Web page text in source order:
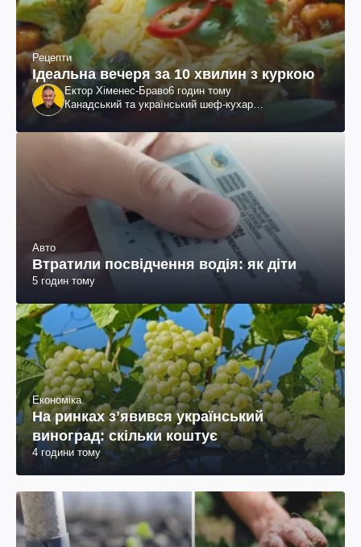
Рецепти
Ідеальна вечеря за 10 хвилин з куркою
Ектор Хіменес-Браво6 годин тому
Канадський та український шеф-кухар
Авто
Втратили посвідчення водія: як діти
5 годин тому
Економіка
На ринках зʼявився український
виноград: скільки коштує
4 години тому